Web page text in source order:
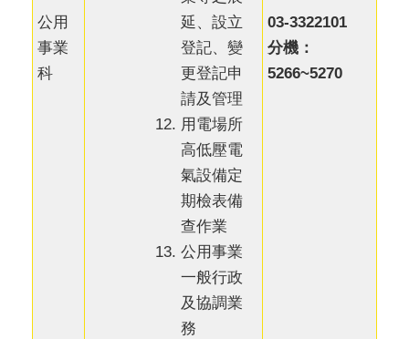
公用
事業
科
延、設立
登記、變
更登記申
請及管理
用電場所
高低壓電
氣設備定
期檢表備
查作業
公用事業
一般行政
及協調業
務
03-3322101
分機：
5266~5270